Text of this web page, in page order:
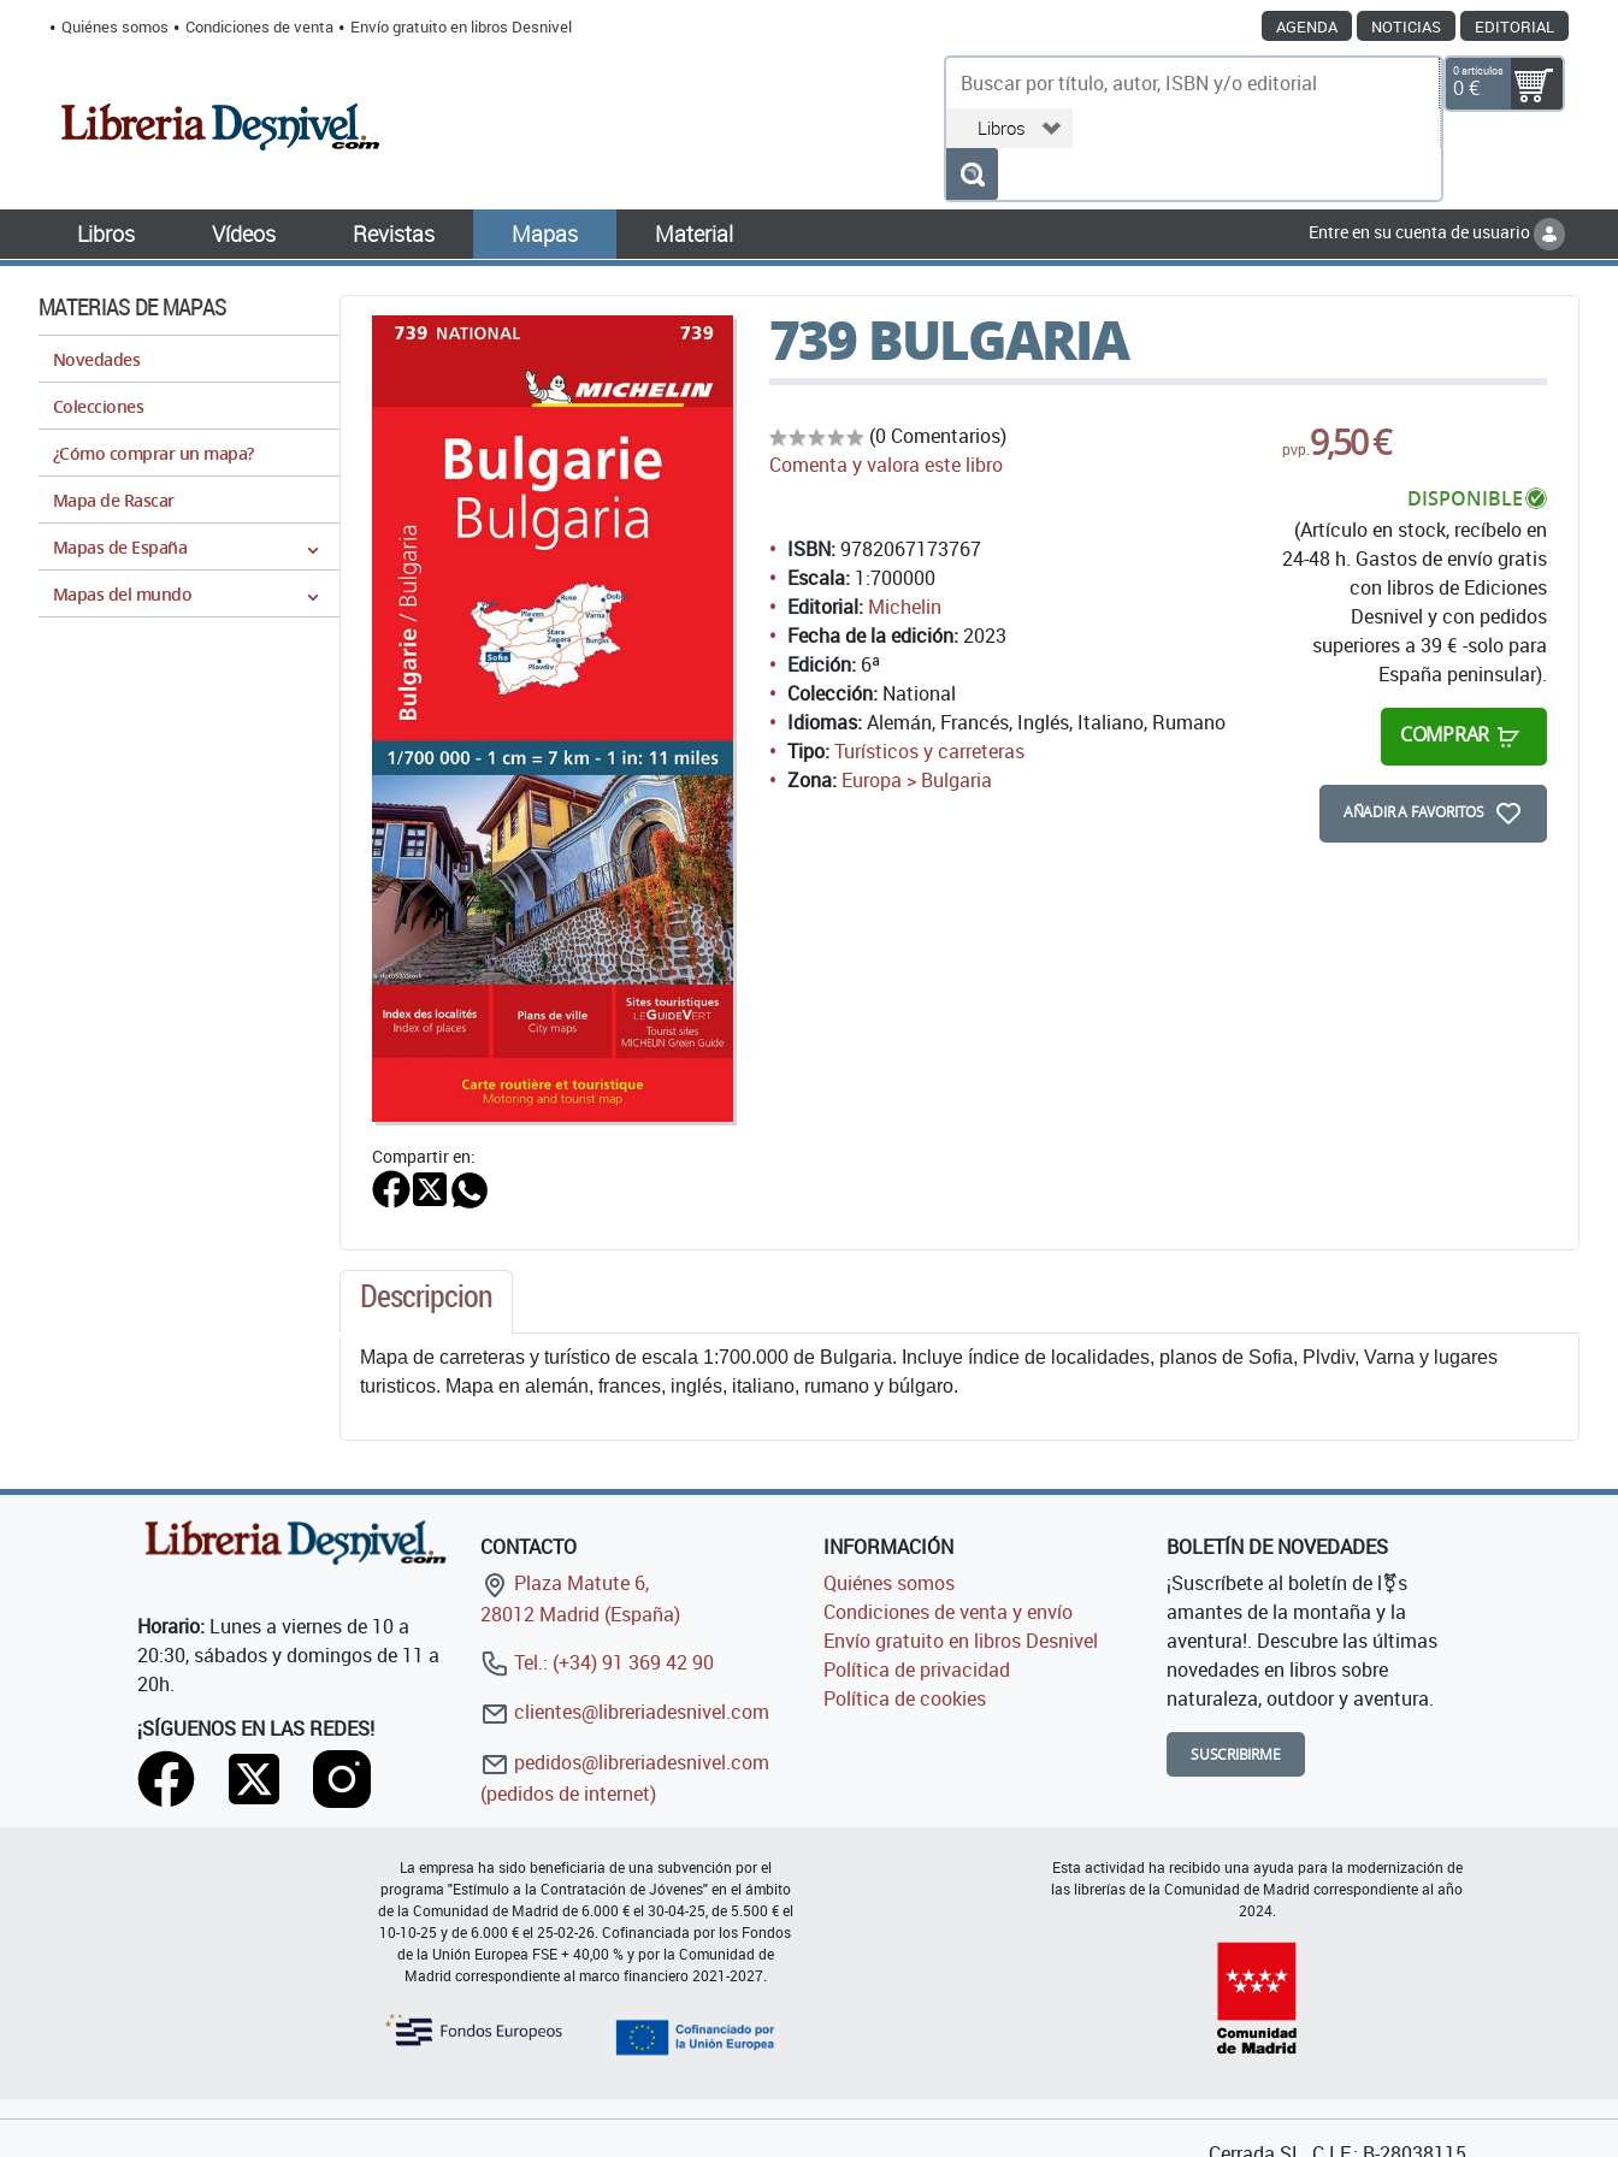
Quiénes somos Condiciones de venta Envío gratuito en libros Desnivel AGENDA NOTICIAS EDITORIAL
0 artículos
0 €
Libros Vídeos Revistas Mapas Material Entre en su cuenta de usuario
MATERIAS DE MAPAS
Novedades
Colecciones
¿Cómo comprar un mapa?
Mapa de Rascar
Mapas de España
Mapas del mundo
739 BULGARIA
Compartir en:
(0 Comentarios)
Comenta y valora este libro
pvp.9,50 €
DISPONIBLE
(Artículo en stock, recíbelo en
24-48 h. Gastos de envío gratis
con libros de Ediciones
Desnivel y con pedidos
superiores a 39 € -solo para
España peninsular).
COMPRAR
AÑADIR A FAVORITOS
ISBN:9782067173767
Escala: 1:700000
Editorial: Michelin
Fecha de la edición:2023
Edición: 6ª
Colección: National
Idiomas:Alemán, Francés, Inglés, Italiano, Rumano
Tipo:Turísticos y carreteras
Zona: Europa > Bulgaria
Descripcion
Mapa de carreteras y turístico de escala 1:700.000 de Bulgaria. Incluye índice de localidades, planos de Sofia, Plvdiv, Varna y lugares
turisticos. Mapa en alemán, frances, inglés, italiano, rumano y búlgaro.
Horario: Lunes a viernes de 10 a
20:30, sábados y domingos de 11 a
20h.
¡SÍGUENOS EN LAS REDES!
CONTACTO
Plaza Matute 6,
28012 Madrid (España)
Tel.: (+34) 91 369 42 90
clientes@libreriadesnivel.com
pedidos@libreriadesnivel.com
(pedidos de internet)
INFORMACIÓN
Quiénes somos
Condiciones de venta y envío
Envío gratuito en libros Desnivel
Política de privacidad
Política de cookies
BOLETÍN DE NOVEDADES
¡Suscríbete al boletín de l⚧s
amantes de la montaña y la
aventura!. Descubre las últimas
novedades en libros sobre
naturaleza, outdoor y aventura.
SUSCRIBIRME
La empresa ha sido beneficiaria de una subvención por el
programa "Estímulo a la Contratación de Jóvenes" en el ámbito
de la Comunidad de Madrid de 6.000 € el 30-04-25, de 5.500 € el
10-10-25 y de 6.000 € el 25-02-26. Cofinanciada por los Fondos
de la Unión Europea FSE + 40,00 % y por la Comunidad de
Madrid correspondiente al marco financiero 2021-2027.
Esta actividad ha recibido una ayuda para la modernización de
las librerías de la Comunidad de Madrid correspondiente al año
2024.